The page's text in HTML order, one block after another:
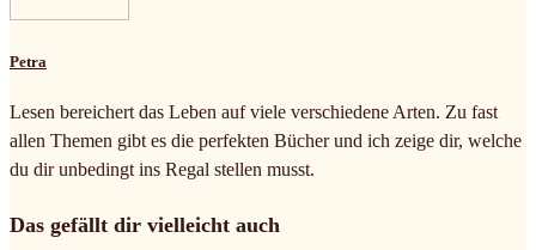
Petra
Lesen bereichert das Leben auf viele verschiedene Arten. Zu fast
allen Themen gibt es die perfekten Bücher und ich zeige dir, welche
du dir unbedingt ins Regal stellen musst.
Das gefällt dir vielleicht auch